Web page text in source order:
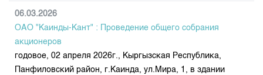
06.03.2026
ОАО "Каинды-Кант" : Проведение общего собрания
акционеров
годовое, 02 апреля 2026г., Кыргызская Республика,
Панфиловский район, г.Каинда, ул.Мира, 1, в здании